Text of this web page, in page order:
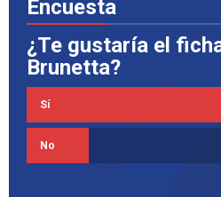
Encuesta
¿Te gustaría el
Brunetta?
Sí
No